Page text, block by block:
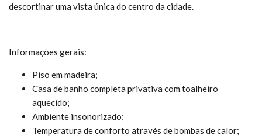
descortinar uma vista única do centro da cidade.
Informações gerais:
Piso em madeira;
Casa de banho completa privativa com toalheiro
aquecido;
Ambiente insonorizado;
Temperatura de conforto através de bombas de calor;